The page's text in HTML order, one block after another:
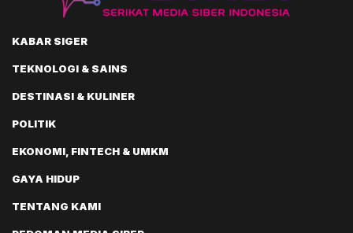
KABAR SIGER
TEKNOLOGI & SAINS
DESTINASI & KULINER
POLITIK
EKONOMI, FINTECH & UMKM
GAYA HIDUP
TENTANG KAMI